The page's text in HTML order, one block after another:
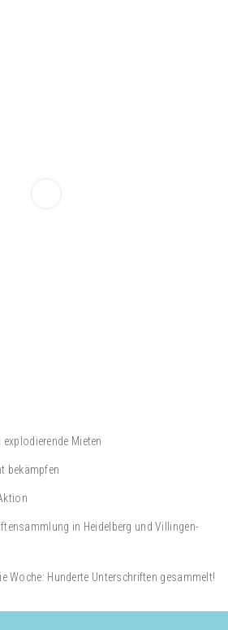
Mieten
bekämpfen
in Heidelberg und Villingen-
Woche: Hunderte Unterschriften gesammelt!